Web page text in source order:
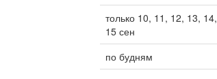
только 10, 11, 12, 13, 14,
15 сен
по будням